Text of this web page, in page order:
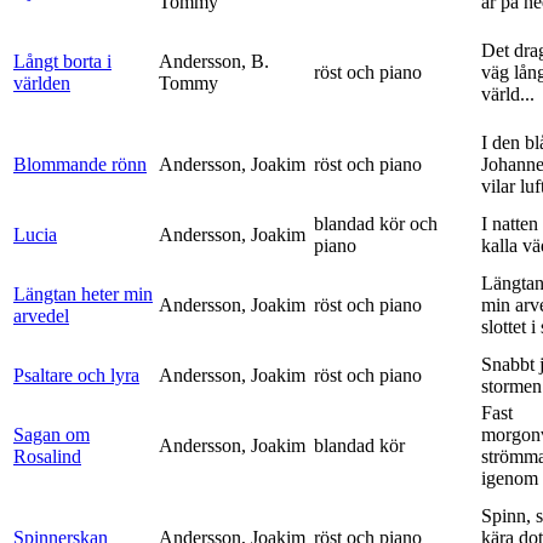
Långt borta i
världen
Andersson, B.
Tommy
röst och piano
Det
väg
värld...
Blommande rönn Andersson, Joakim röst och piano
I den
vilar
Lucia Andersson, Joakim
blandad kör och
piano
I natten
kalla
Längtan heter min
arvedel
Andersson, Joakim röst och piano
min
slottet i
Psaltare och lyra Andersson, Joakim röst och piano
Snabbt
Sagan om
Rosalind
Andersson, Joakim blandad kör
Fast
igenom
Spinnerskan Andersson, Joakim röst och piano
Spinn,
kära